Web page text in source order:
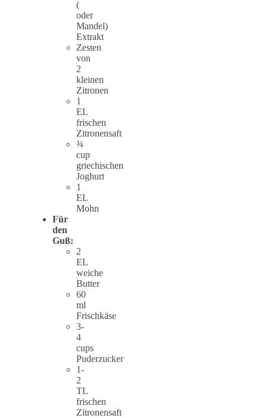
(
oder
Mandel)
Extrakt
Zesten
von
2
kleinen
Zitronen
1
EL
frischen
Zitronensaft
¾
cup
griechischen
Joghurt
1
EL
Mohn
Für
den
Guß:
2
EL
weiche
Butter
60
ml
Frischkäse
3-
4
cups
Puderzucker
1-
2
TL
frischen
Zitronensaft